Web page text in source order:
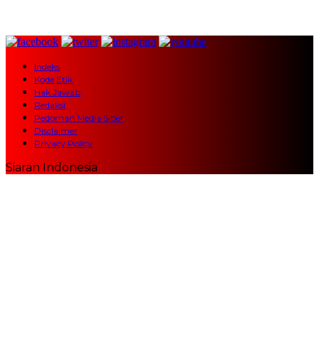
Indeks
Kode Etik
Hak Jawab
Redaksi
Pedoman Media Siber
Disclaimer
Privacy Policy
Siaran Indonesia